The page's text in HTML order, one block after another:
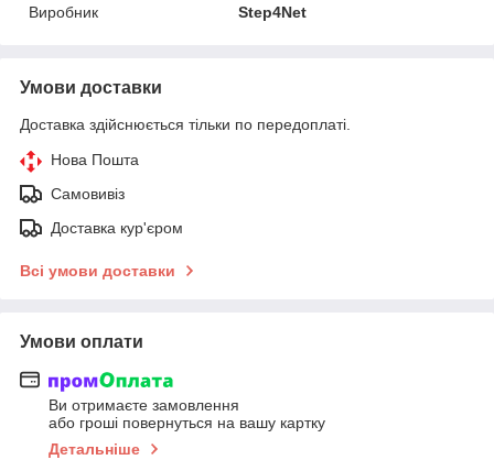
Виробник
Step4Net
Умови доставки
Доставка здійснюється тільки по передоплаті.
Нова Пошта
Самовивіз
Доставка кур'єром
Всі умови доставки
Умови оплати
Ви отримаєте замовлення
або гроші повернуться на вашу картку
Детальніше